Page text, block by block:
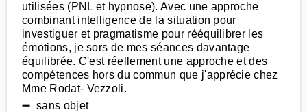
utilisées (PNL et hypnose). Avec une approche
combinant intelligence de la situation pour
investiguer et pragmatisme pour rééquilibrer les
émotions, je sors de mes séances davantage
équilibrée. C'est réellement une approche et des
compétences hors du commun que j'apprécie chez
Mme Rodat- Vezzoli.
➖ sans objet